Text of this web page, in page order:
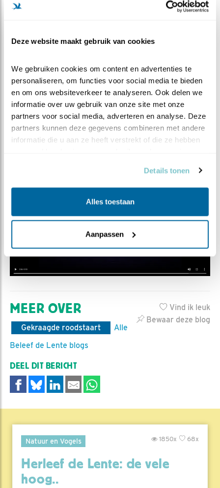
Deze website maakt gebruik van cookies
We gebruiken cookies om content en advertenties te
personaliseren, om functies voor social media te bieden
en om ons websiteverkeer te analyseren. Ook delen we
informatie over uw gebruik van onze site met onze
partners voor social media, adverteren en analyse. Deze
partners kunnen deze gegevens combineren met andere
informatie die u aan ze heeft verstrekt of die ze hebben
Details tonen
Alles toestaan
Aanpassen
zorgvuldig.
SUCCES MET PUZZELEN !
TIP: Uiteraard is het handig om ook even de omgeving
van de kast te bekijken, zodat je goed kunt inschatten
wat daar allemaal voor zou kunnen komen. Kijk
daarvoor in de blog 'een nieuwe soort bij Beleef de
Lente'
Vind ik leuk
Bewaar deze blog
MEER OVER
Gekraagde roodstaart
Alle
Beleef de Lente blogs
DEEL DIT BERICHT
Natuur en Vogels 68x
1850x
Herleef de Lente: de vele
hoog..